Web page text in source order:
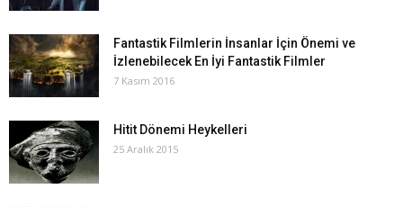
Fantastik Filmlerin İnsanlar İçin Önemi ve
İzlenebilecek En İyi Fantastik Filmler
7 Kasım 2016
Hitit Dönemi Heykelleri
25 Aralık 2015